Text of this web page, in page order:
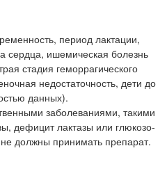
период лактации,
ишемическая болезнь
стадия геморрагического
недостаточность, дети до
данных).
заболеваниями, такими
дефицит лактазы или глюкозо-
должны принимать препарат.